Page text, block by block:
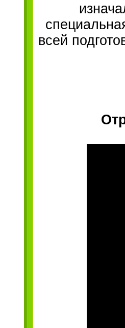
всей